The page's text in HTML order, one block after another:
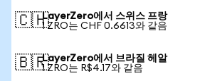
🇨🇭LayerZero에서 스위스 프랑
1 ZRO는 CHF 0.6613와 같음
🇧🇷LayerZero에서 브라질 헤알
1 ZRO는 R$4.17와 같음